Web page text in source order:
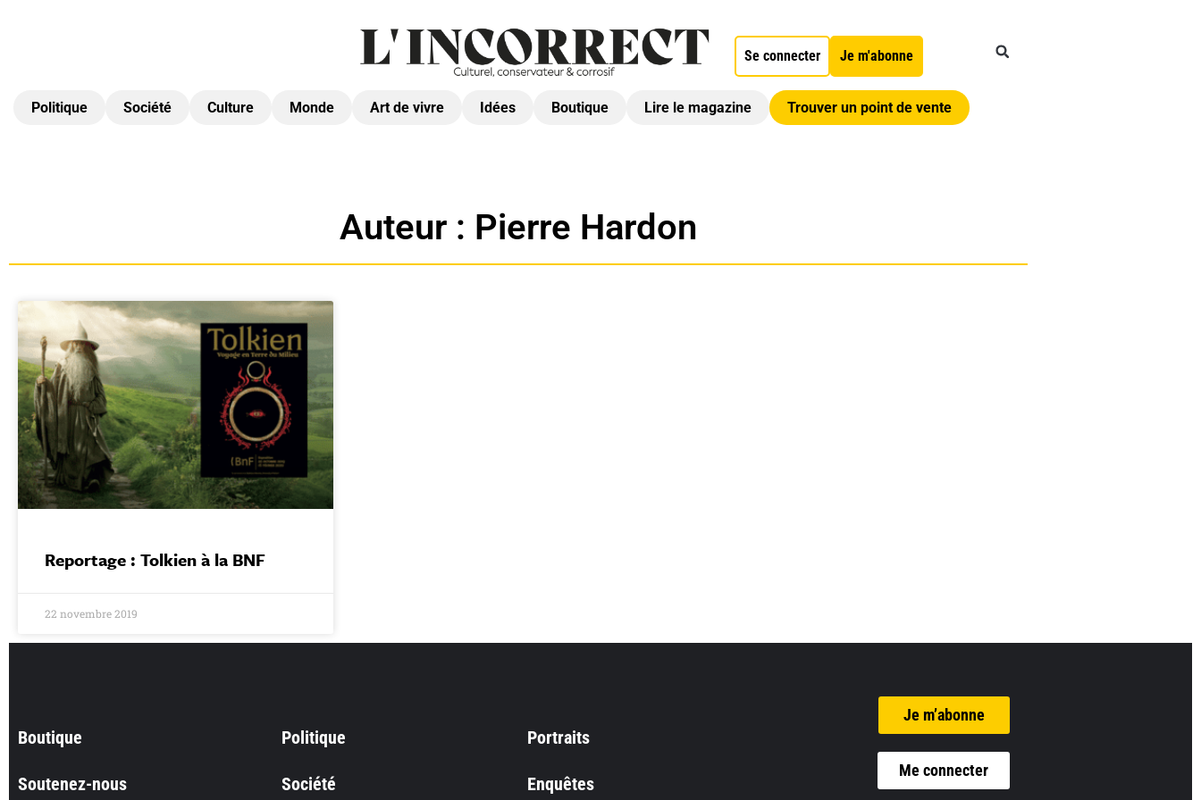
Se connecter Je m'abonne
Politique Société Culture Monde Art de vivre Idées Boutique Lire le magazine Trouver un point de vente
Auteur : Pierre Hardon
Reportage : Tolkien à la BNF
22 novembre 2019
Boutique
Soutenez-nous
Politique
Société
Portraits
Enquêtes
Je m’abonne
Me connecter